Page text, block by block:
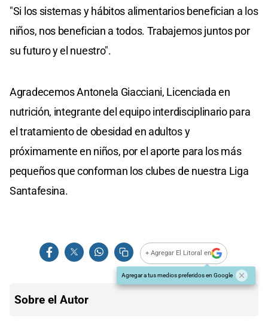
"Si los sistemas y hábitos alimentarios benefician a los
niños, nos benefician a todos. Trabajemos juntos por
su futuro y el nuestro".
Agradecemos Antonela Giacciani, Licenciada en
nutrición, integrante del equipo interdisciplinario para
el tratamiento de obesidad en adultos y
próximamente en niños, por el aporte para los más
pequeños que conforman los clubes de nuestra Liga
Santafesina.
+ Agregar El Litoral en
Agregar a tus medios preferidos en Google
Sobre el Autor